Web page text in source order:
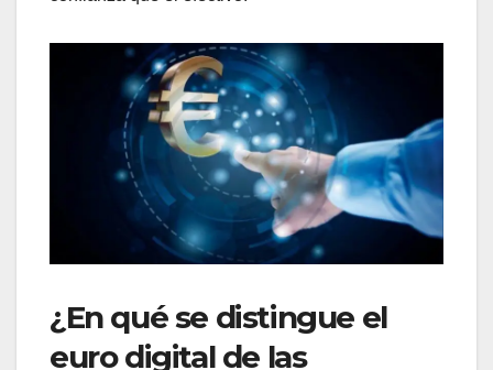
¿En qué se distingue el
euro digital de las